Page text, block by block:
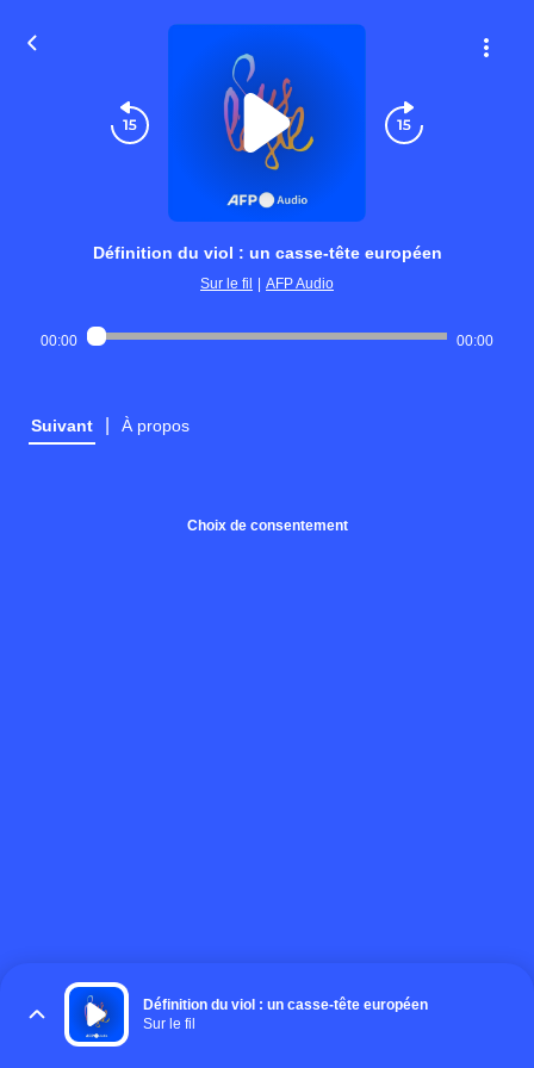
Définition du viol : un casse-tête européen
Sur le fil AFP Audio
00:00 00:00
Suivant À propos
Choix de consentement
Définition du viol : un casse-tête européen
Sur le fil